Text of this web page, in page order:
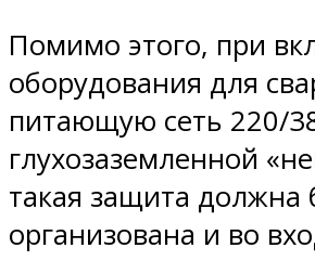
Помимо этого, при
оборудования для
питающую сеть 220/
глухозаземленной
такая защита должна
организована и во